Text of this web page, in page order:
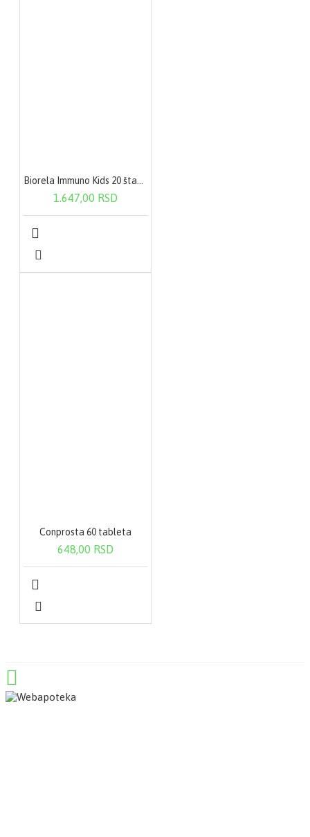
1.647,00 RSD
Conprosta 60 tableta
648,00 RSD